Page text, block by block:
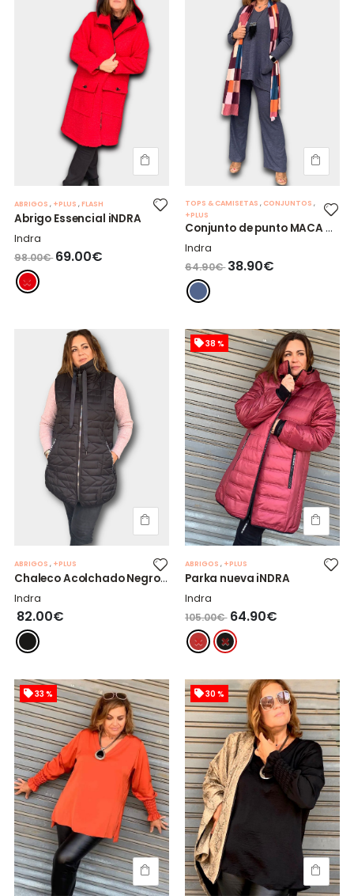
ABRIGOS , +PLUS ,FLASH
Abrigo Essencial iNDRA
Indra
98.00€ 69.00€
TOPS & CAMISETAS , CONJUNTOS ,
+PLUS
Conjunto de punto MACA azul.
Indra
64.90€ 38.90€
ABRIGOS , +PLUS
Chaleco Acolchado Negro + Largo
Indra
82.00€
38 %
ABRIGOS , +PLUS
Parka nueva iNDRA
Indra
105.00€ 64.90€
33 % 30 %